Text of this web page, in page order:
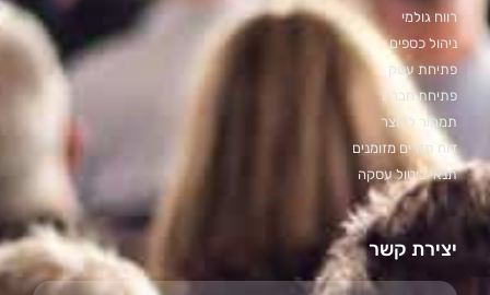
רווח גולמי
ניהול כספים
פתיחת עסק
פתיחת חברה
תמחור למוצר
דוח תזרים מזומנים
תנאי ביטול עסקה
יצירת קשר